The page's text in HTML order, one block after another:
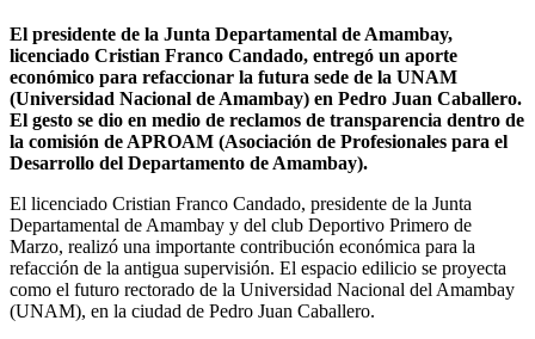
El presidente de la Junta Departamental de Amambay,
licenciado Cristian Franco Candado, entregó un aporte
económico para refaccionar la futura sede de la UNAM
(Universidad Nacional de Amambay) en Pedro Juan Caballero.
El gesto se dio en medio de reclamos de transparencia dentro de
la comisión de APROAM (Asociación de Profesionales para el
Desarrollo del Departamento de Amambay).
El licenciado Cristian Franco Candado, presidente de la Junta
Departamental de Amambay y del club Deportivo Primero de
Marzo, realizó una importante contribución económica para la
refacción de la antigua supervisión. El espacio edilicio se proyecta
como el futuro rectorado de la Universidad Nacional del Amambay
(UNAM), en la ciudad de Pedro Juan Caballero.